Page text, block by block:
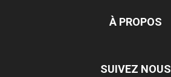
À PROPOS
SUIVEZ NOUS